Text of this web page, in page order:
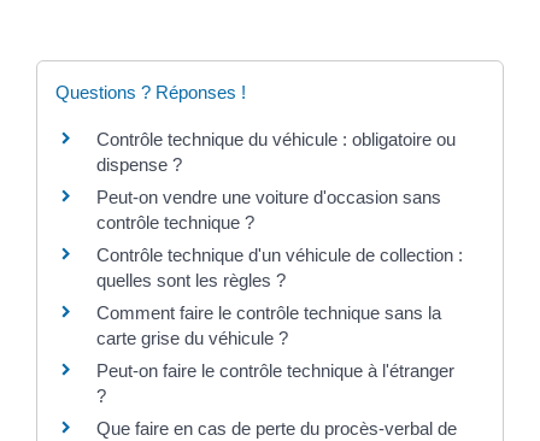
Questions ? Réponses !
Contrôle technique du véhicule : obligatoire ou
dispense ?
Peut-on vendre une voiture d'occasion sans
contrôle technique ?
Contrôle technique d'un véhicule de collection :
quelles sont les règles ?
Comment faire le contrôle technique sans la
carte grise du véhicule ?
Peut-on faire le contrôle technique à l'étranger
?
Que faire en cas de perte du procès-verbal de